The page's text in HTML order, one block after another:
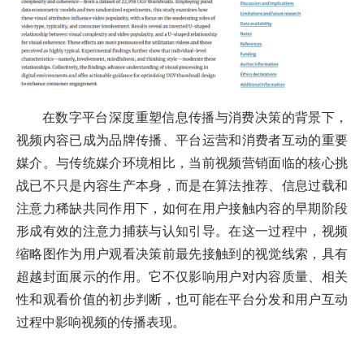
在数字平台深度重塑信息传播与消费决策的背景下，
视频内容已成为品牌传播、平台运营和消费者互动的重要
媒介。与传统媒介环境相比，当前视频营销面临的核心挑
战已不只是内容生产本身，而是在算法推荐、信息过载和
注意力稀缺共同作用下，如何在用户接触内容的早期阶段
形成有效的注意力捕获与认知引导。在这一过程中，视频
缩略图作为用户观看决策前最先接触到的视觉线索，具有
超越封面展示的作用。它不仅影响用户对内容质量、相关
性和观看价值的初步判断，也可能在平台分发和用户互动
过程中影响视频的传播表现。